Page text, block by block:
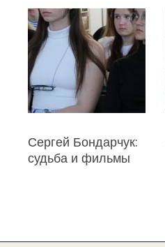
Сергей Бондарчук:
судьба и фильмы